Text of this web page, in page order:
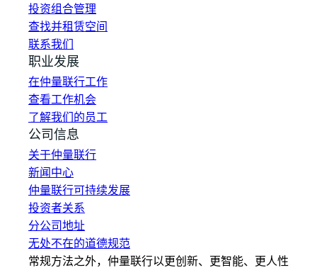
投资组合管理
查找并租赁空间
联系我们
职业发展
在仲量联行工作
查看工作机会
了解我们的员工
公司信息
关于仲量联行
新闻中心
仲量联行可持续发展
投资者关系
分公司地址
无处不在的道德规范
常规方法之外，仲量联行以更创新、更智能、更人性